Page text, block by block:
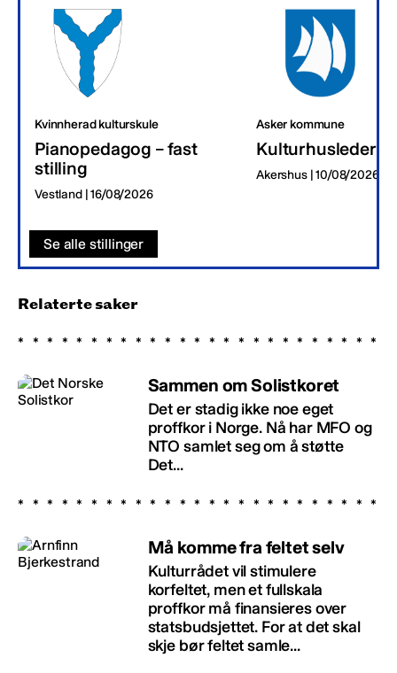
Kvinnherad kulturskule
Pianopedagog – fast
stilling
Vestland | 16/08/2026
Asker kommune
Kulturhusleder
Akershus | 10/08/2026
Se alle stillinger
Relaterte saker
Sammen om Solistkoret
Det er stadig ikke noe eget
proffkor i Norge. Nå har MFO og
NTO samlet seg om å støtte
Det...
Må komme fra feltet selv
Kulturrådet vil stimulere
korfeltet, men et fullskala
proffkor må finansieres over
statsbudsjettet. For at det skal
skje bør feltet samle...